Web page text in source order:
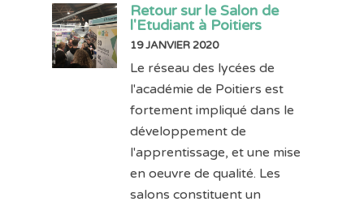
Retour sur le Salon de
l'Etudiant à Poitiers
19 JANVIER 2020
Le réseau des lycées de
l'académie de Poitiers est
fortement impliqué dans le
développement de
l'apprentissage, et une mise
en oeuvre de qualité. Les
salons constituent un